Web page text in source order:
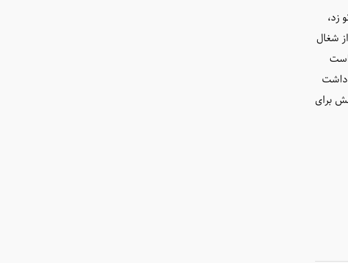
زد،
شغال
داشت
برای